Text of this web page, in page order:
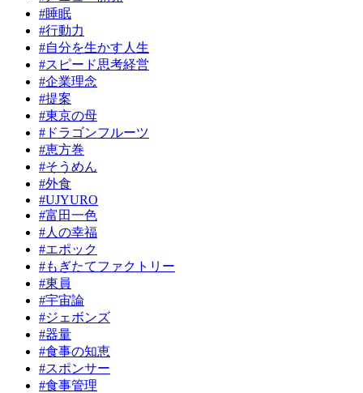
#睡眠
#行動力
#自分を生かす人生
#スピード思考経営
#企業理念
#提案
#東京の母
#ドラゴンフルーツ
#恵方巻
#そうめん
#外食
#UJYURO
#富田一色
#人の幸福
#エポック
#もぎたてファクトリー
#東員
#宇宙論
#ジェボンズ
#器量
#食事の知恵
#スポンサー
#食事管理